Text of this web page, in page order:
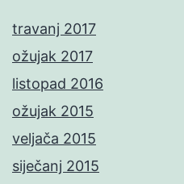
travanj 2017
ožujak 2017
listopad 2016
ožujak 2015
veljača 2015
siječanj 2015